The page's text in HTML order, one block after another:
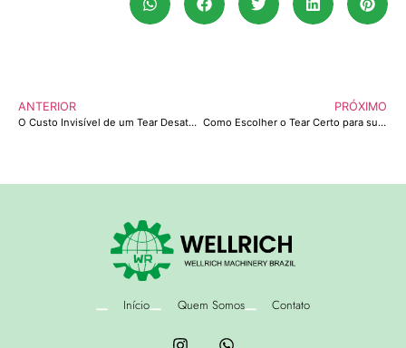
ANTERIOR
O Custo Invisível de um Tear Desatualizado
PRÓXIMO
Como Escolher o Tear Certo para sua Malharia
Início Quem Somos Contato